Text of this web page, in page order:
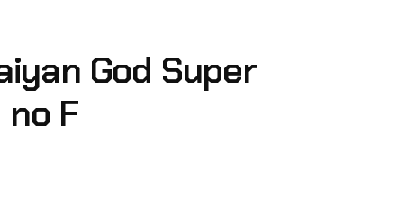
God Super
F